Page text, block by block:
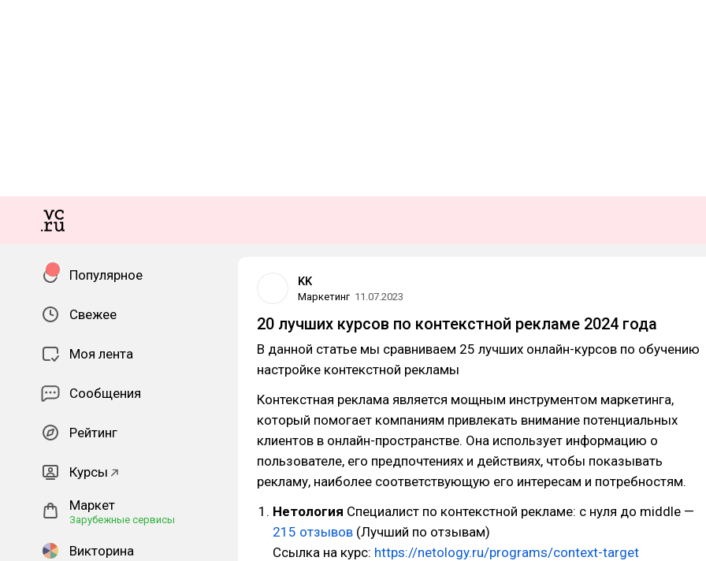
Популярное
Свежее
Моя лента
Сообщения
Рейтинг
Курсы
Маркет
Зарубежные сервисы
Викторина
KK
Маркетинг 11.07.2023
20 лучших курсов по контекстной рекламе 2024 года
В данной статье мы сравниваем 25 лучших онлайн-курсов по обучению
настройке контекстной рекламы
Контекстная реклама является мощным инструментом маркетинга,
который помогает компаниям привлекать внимание потенциальных
клиентов в онлайн-пространстве. Она использует информацию о
пользователе, его предпочтениях и действиях, чтобы показывать
рекламу, наиболее соответствующую его интересам и потребностям.
Нетология Специалист по контекстной рекламе: с нуля до middle —
215 отзывов (Лучший по отзывам)
Ссылка на курс: https://netology.ru/programs/context-target